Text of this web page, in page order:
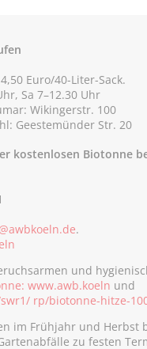
Euro/40-Liter-Sack.
Sa 7–12.30 Uhr
Wikingerstr. 100
Geestemünder Str. 20
kostenlosen Biotonne
.
und
www.awb.koeln und
rp/biotonne-hitze-
im Frühjahr und Herbst
zu festen